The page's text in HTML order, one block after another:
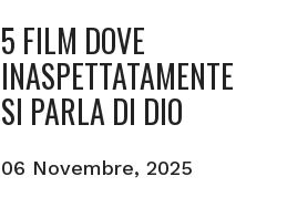
5 FILM DOVE
INASPETTATAMENTE
SI PARLA DI DIO
06 Novembre, 2025